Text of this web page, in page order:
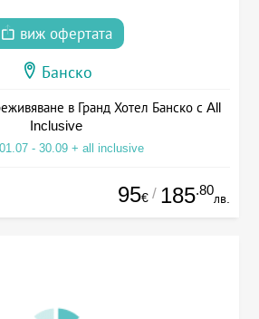
виж офертата
Банско
в Гранд Хотел Банско с All
Inclusive
- 30.09 + all inclusive
95€ / 185.80
лв.